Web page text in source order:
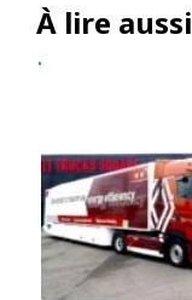
À lire aussi